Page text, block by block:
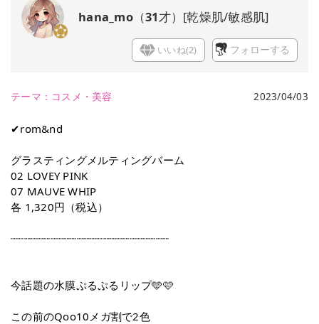
hana_mo（31才） [乾燥肌/敏感肌]
いいね(2) フォローする
テーマ： コスメ・美容 2023/04/03
✔rom&nd
グラスティングメルティングバーム
02 LOVEY PINK
07 MAUVE WHIP
各 1,320円（税込）
┈┈┈┈┈┈┈┈┈┈┈┈┈┈┈┈┈┈┈┈┈┈┈┈
今話題の水膜ぷるぷるリップ🩵🩷
この前のQoo10メガ割で2色